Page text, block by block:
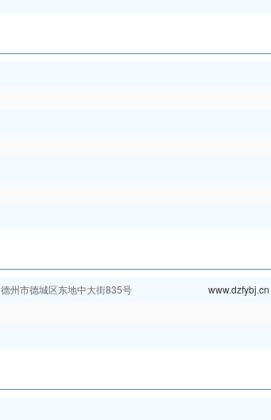
德州市德城区东地中大街835号
www.dzfybj.cn